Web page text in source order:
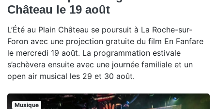
Château le 19 août
L’Été au Plain Château se poursuit à La Roche-sur-
Foron avec une projection gratuite du film En Fanfare
le mercredi 19 août. La programmation estivale
s’achèvera ensuite avec une journée familiale et un
open air musical les 29 et 30 août.
Musique